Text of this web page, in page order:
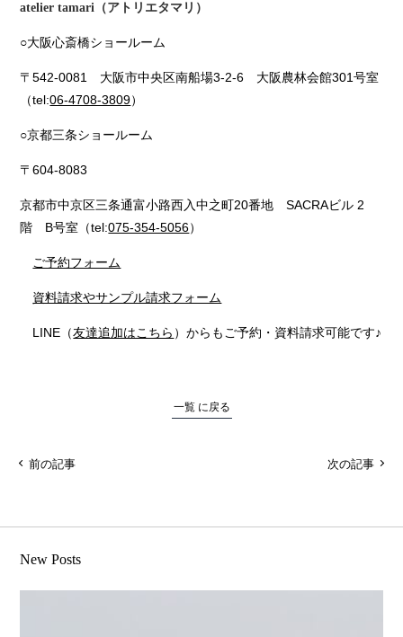
atelier tamari（アトリエタマリ）
○大阪心斎橋ショールーム
〒542-0081 大阪市中央区南船場3-2-6 大阪農林会館301号室
（tel:06-4708-3809）
○京都三条ショールーム
〒604-8083
京都市中京区三条通富小路西入中之町20番地 SACRAビル 2
階 B号室（tel:075-354-5056）
ご予約フォーム
資料請求やサンプル請求フォーム
LINE（友達追加はこちら ）からもご予約・資料請求可能です♪
一覧 に戻る
前の記事 次の記事
New Posts